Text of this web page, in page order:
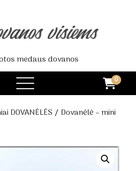
medaus dovanos
open
menu
0
DOVANĖLĖS / Dovanėlė – mini